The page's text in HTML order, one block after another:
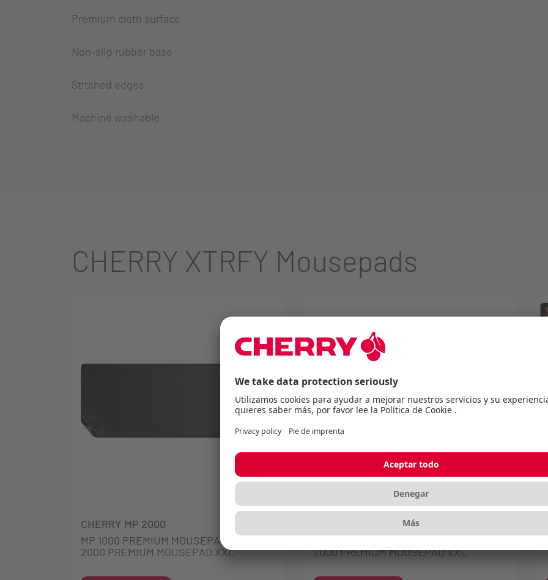
Premium cloth surface
Non-slip rubber base
Stitched edges
Machine washable
CHERRY XTRFY Mousepads
CHERRY MP 2000
MP 1000 PREMIUM MOUSEPAD XL MP
2000 PREMIUM MOUSEPAD XXL
MP 1000 PREMIUM MOUSEPAD XL MP
2000 PREMIUM MOUSEPAD XXL